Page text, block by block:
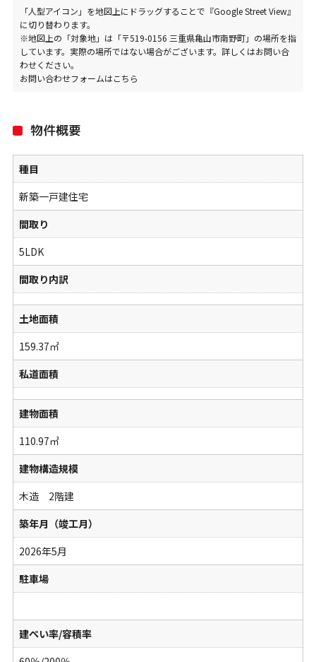
「人型アイコン」を地図上にドラッグすることで『Google Street View』
に切り替わります。
※地図上の「対象地」は「〒519-0156 三重県亀山市南野町」の場所を指
しています。実際の場所ではない場合がございます。詳しくはお問い合
わせください。
お問い合わせフォームはこちら
物件概要
種目
新築一戸建住宅
間取り
5LDK
間取り内訳
土地面積
159.37㎡
私道面積
建物面積
110.97㎡
建物構造規模
木造 2階建
築年月（竣工月）
2026年5月
駐車場
建ぺい率/容積率